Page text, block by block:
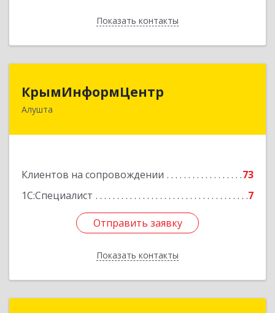
Показать контакты
Назад
КрымИнформЦентр
Алушта
Клиентов на сопровождении
73
1С:Специалист
7
Отправить заявку
Показать контакты
298500, Крым Респ, Алушта г, Горького ул, дом
Отправить заявку
Назад